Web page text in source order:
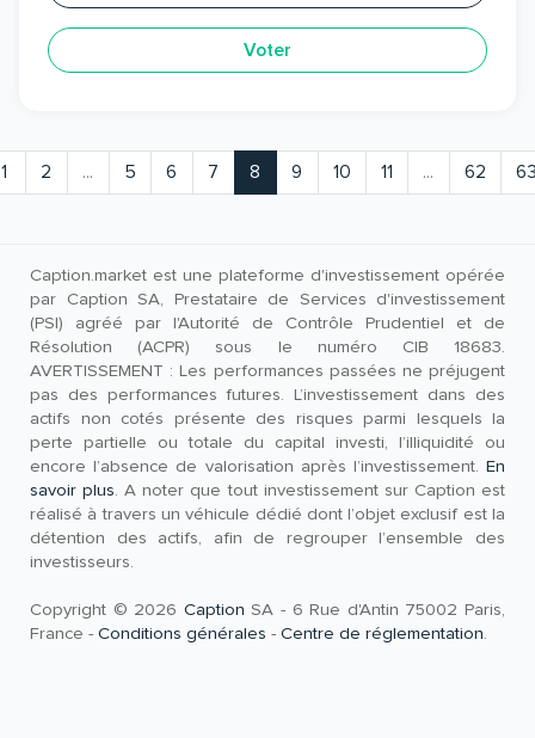
Voter
1 2 ... 5 6 7 8 9 10 11 ... 62
Caption.market est une plateforme d'investissement opérée
par Caption SA, Prestataire de Services d'investissement
(PSI) agréé par l'Autorité de Contrôle Prudentiel et de
Résolution (ACPR) sous le numéro CIB 18683.
AVERTISSEMENT : Les performances passées ne préjugent
pas des performances futures. L’investissement dans des
actifs non cotés présente des risques parmi lesquels la
perte partielle ou totale du capital investi, l’illiquidité ou
encore l’absence de valorisation après l’investissement. En
savoir plus. A noter que tout investissement sur Caption est
réalisé à travers un véhicule dédié dont l’objet exclusif est la
détention des actifs, afin de regrouper l’ensemble des
investisseurs.
Copyright © 2026 Caption SA - 6 Rue d'Antin 75002 Paris,
France - Conditions générales - Centre de réglementation.